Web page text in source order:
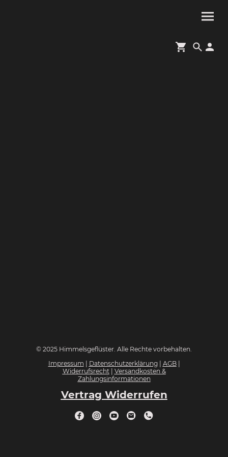
© 2025 Himmelsgeflüster. Alle Rechte vorbehalten.
Impressum | Datenschutzerklärung| AGB|
Widerrufsrecht| Versandkosten &
Zahlungsinformationen
Vertrag Widerrufen